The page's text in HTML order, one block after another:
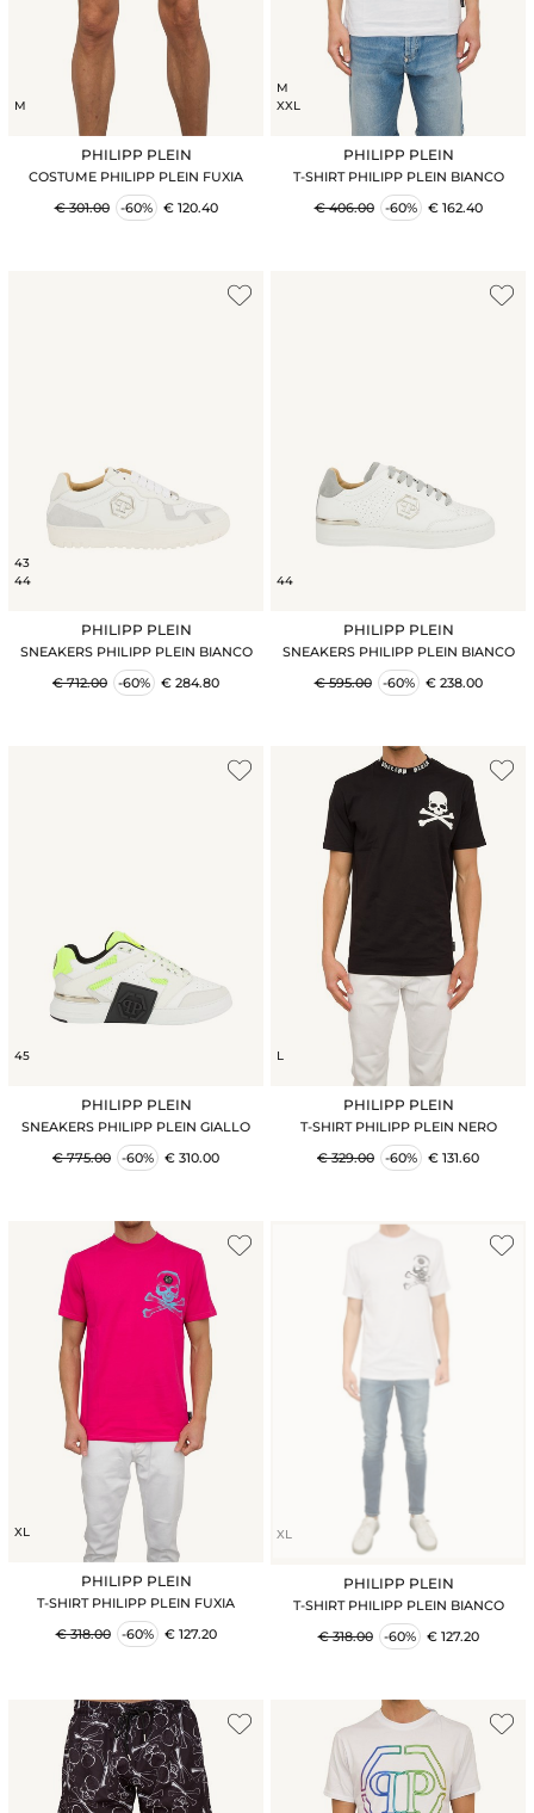
M
PHILIPP PLEIN
COSTUME PHILIPP PLEIN FUXIA
€ 301.00
-60% € 120.40
M
XXL
PHILIPP PLEIN
T-SHIRT PHILIPP PLEIN BIANCO
€ 406.00
-60% € 162.40
43
44
PHILIPP PLEIN
SNEAKERS PHILIPP PLEIN BIANCO
€ 712.00
-60% € 284.80
44
PHILIPP PLEIN
SNEAKERS PHILIPP PLEIN BIANCO
€ 595.00
-60% € 238.00
45
PHILIPP PLEIN
SNEAKERS PHILIPP PLEIN GIALLO
€ 775.00
-60% € 310.00
L
PHILIPP PLEIN
T-SHIRT PHILIPP PLEIN NERO
€ 329.00
-60% € 131.60
XL
PHILIPP PLEIN
T-SHIRT PHILIPP PLEIN FUXIA
€ 318.00
-60% € 127.20
XL
PHILIPP PLEIN
T-SHIRT PHILIPP PLEIN BIANCO
€ 318.00
-60% € 127.20